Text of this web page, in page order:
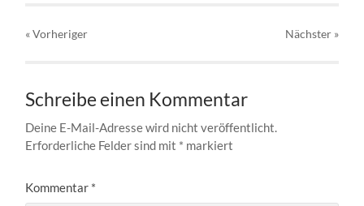
« Vorheriger Nächster »
Schreibe einen Kommentar
Deine E-Mail-Adresse wird nicht veröffentlicht.
Erforderliche Felder sind mit * markiert
Kommentar *